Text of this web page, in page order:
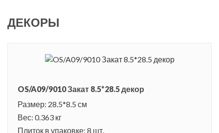
ДЕКОРЫ
OS/A09/9010 Закат 8.5*28.5 декор
Размер: 28.5*8.5 см
Вес: 0.363 кг
Плиток в упаковке: 8 шт.